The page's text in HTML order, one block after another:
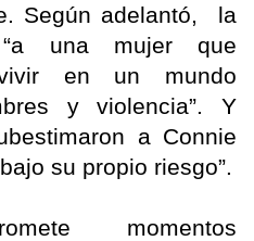
Según adelantó, la
“a una mujer que
en un mundo
y violencia”. Y
a Connie
su propio riesgo”.
momentos